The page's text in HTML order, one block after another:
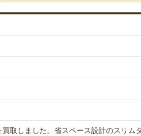
取しました。省スペース設計のスリム